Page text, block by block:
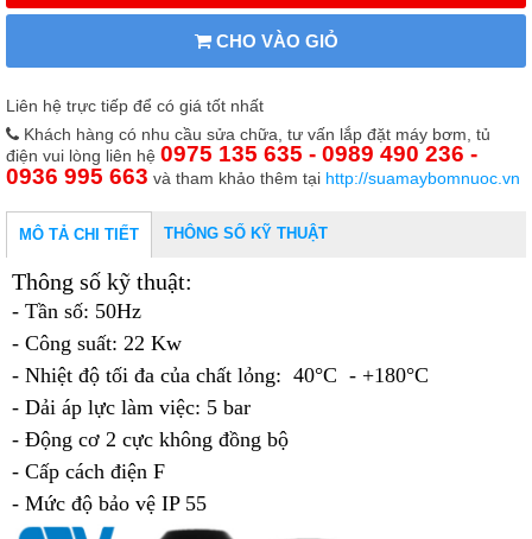
CHO VÀO GIỎ
Liên hệ trực tiếp để có giá tốt nhất
Khách hàng có nhu cầu sửa chữa, tư vấn lắp đặt máy bơm, tủ
điện vui lòng liên hệ 0975 135 635 - 0989 490 236 -
0936 995 663 và tham khảo thêm tại http://suamaybomnuoc.vn
MÔ TẢ CHI TIẾT THÔNG SỐ KỸ THUẬT
Thông số kỹ thuật:
- Tần số: 50Hz
- Công suất: 22 Kw
- Nhiệt độ tối đa của chất lỏng: 40°C - +180°C
- Dải áp lực làm việc: 5 bar
- Động cơ 2 cực không đồng bộ
- Cấp cách điện F
- Mức độ bảo vệ IP 55